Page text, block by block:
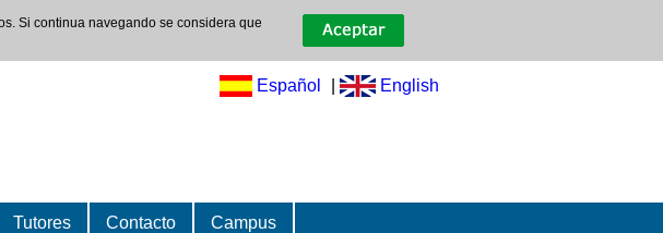
Si continua navegando se considera que
Español English
Tutores Contacto Campus